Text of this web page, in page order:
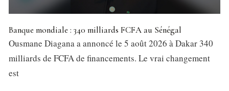
Banque mondiale : 340 milliards FCFA au Sénégal
Ousmane Diagana a annoncé le 5 août 2026 à Dakar 340
milliards de FCFA de financements. Le vrai changement
est